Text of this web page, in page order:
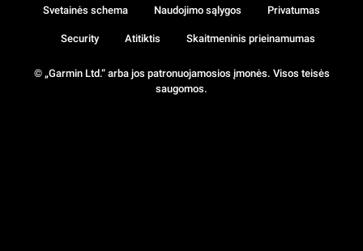
© „Garmin Ltd.“ arba jos patronuojamosios įmonės. Visos teisės
saugomos.
Svetainės schema Naudojimo sąlygos Privatumas
Security Atitiktis Skaitmeninis prieinamumas